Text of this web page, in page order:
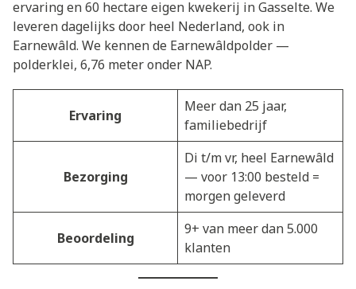
ervaring en 60 hectare eigen kwekerij in Gasselte. We
leveren dagelijks door heel Nederland, ook in
Earnewâld. We kennen de Earnewâldpolder —
polderklei, 6,76 meter onder NAP.
Ervaring
Meer dan 25 jaar,
familiebedrijf
Bezorging
Di t/m vr, heel Earnewâld
— voor 13:00 besteld =
morgen geleverd
Beoordeling
9+ van meer dan 5.000
klanten